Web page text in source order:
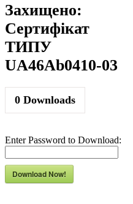
Захищено:
Сертифікат
ТИПУ
UA46Ab0410-03
0 Downloads
Enter Password to Download:
Download Now!